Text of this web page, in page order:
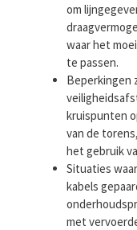
om
waar het
te passen.
Beperkingen
kruispunten
van de
het gebruik
Situaties
kabels
met